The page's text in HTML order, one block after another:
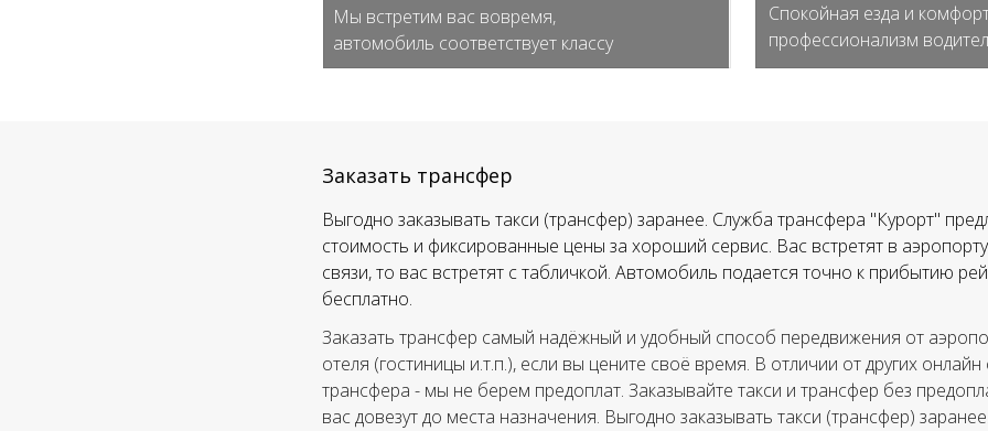
Мы встретим вас вовремя,
автомобиль соответствует классу
Спокойная езда и
профессионализм
Заказать трансфер самый надёжный и удобный способ передвижения от
отеля (гостиницы и.т.п.), если вы цените своё время. В отличии от других онлайн
трансфера - мы не берем предоплат. Заказывайте такси и трансфер без
вас довезут до места назначения. Выгодно заказывать такси (трансфер) заранее.
Заказать трансфер
Выгодно заказывать такси (трансфер) заранее. Служба трансфера "Курорт"
стоимость и фиксированные цены за хороший сервис. Вас встретят в
связи, то вас встретят с табличкой. Автомобиль подается точно к прибытию
бесплатно.